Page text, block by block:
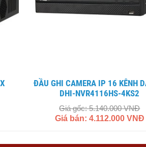
ĐẦU GHI CAMERA IP 16 KÊNH DAHUA
DHI-NVR4116HS-4KS2
Giá gốc: 5.140.000 VNĐ
Giá bán: 4.112.000 VNĐ